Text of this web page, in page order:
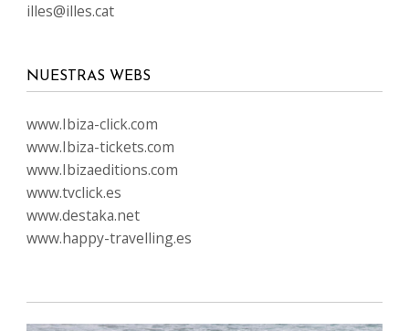
illes@illes.cat
NUESTRAS WEBS
www.Ibiza-click.com
www.Ibiza-tickets.com
www.Ibizaeditions.com
www.tvclick.es
www.destaka.net
www.happy-travelling.es